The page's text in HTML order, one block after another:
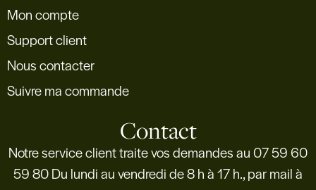
Mon compte
Support client
Nous contacter
Suivre ma commande
Contact
Notre service client traite vos demandes au 07 59 60
59 80 Du lundi au vendredi de 8 h à 17 h., par mail à